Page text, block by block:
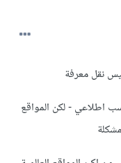
نقل معرفة
اطلاعي - لكن المواقع